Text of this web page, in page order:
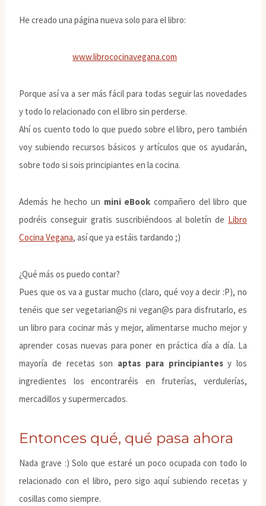
He creado una página nueva solo para el libro:
www.librococinavegana.com
Porque así va a ser más fácil para todas seguir las novedades
y todo lo relacionado con el libro sin perderse.
Ahí os cuento todo lo que puedo sobre el libro, pero también
voy subiendo recursos básicos y artículos que os ayudarán,
sobre todo si sois principiantes en la cocina.
Además he hecho un mini eBook compañero del libro que
podréis conseguir gratis suscribiéndoos al boletín de Libro
Cocina Vegana, así que ya estáis tardando ;)
¿Qué más os puedo contar?
Pues que os va a gustar mucho (claro, qué voy a decir :P), no
tenéis que ser vegetarian@s ni vegan@s para disfrutarlo, es
un libro para cocinar más y mejor, alimentarse mucho mejor y
aprender cosas nuevas para poner en práctica día a día. La
mayoría de recetas son aptas para principiantesy los
ingredientes los encontraréis en fruterías, verdulerías,
mercadillos y supermercados.
Entonces qué, qué pasa ahora
Nada grave :) Solo que estaré un poco ocupada con todo lo
relacionado con el libro, pero sigo aquí subiendo recetas y
cosillas como siempre.